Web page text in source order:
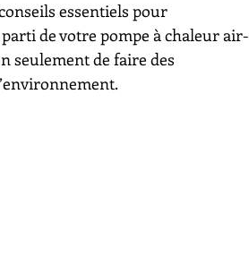
essentiels pour
de votre pompe à chaleur air-
seulement de faire des